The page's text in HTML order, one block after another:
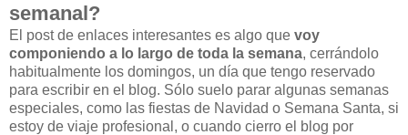
semanal?
El post de enlaces interesantes es algo que voy
componiendo a lo largo de toda la semana, cerrándolo
habitualmente los domingos, un día que tengo reservado
para escribir en el blog. Sólo suelo parar algunas semanas
especiales, como las fiestas de Navidad o Semana Santa, si
estoy de viaje profesional, o cuando cierro el blog por